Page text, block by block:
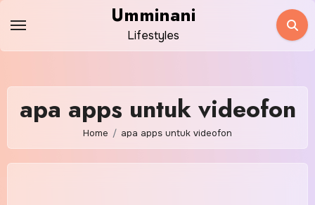
content
Umminani
Lifestyles
apa apps untuk videofon
Home apa apps untuk videofon